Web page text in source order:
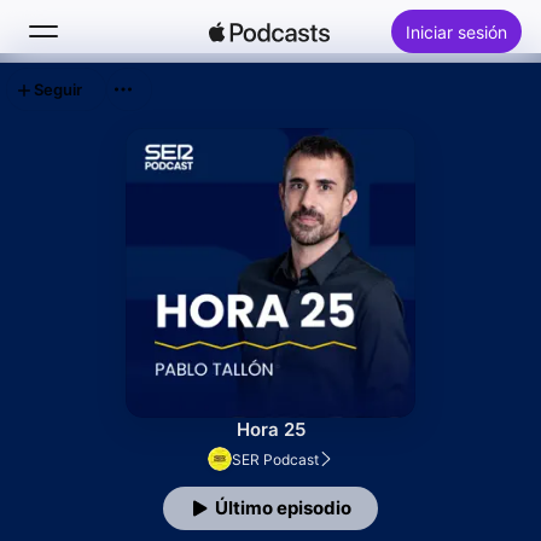
Iniciar sesión
Hora 25
SER Podcast
Último episodio
Seguir